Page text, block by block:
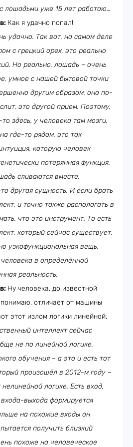
лошадьми уже 15 лет работаю…
Как я удачно попал!
удачно. Так вот, на самом деле
с грецкий орех, это реально
Но реально, лошадь – очень
умное с нашей бытовой точки
другим образом, она по-
это другой прием. Поэтому,
здесь, у человека там мозги,
где-то рядом, это так
которую человек
потерянная функция.
сливаются вместе,
другая сущность. И если брать
и точно также располагать в
что это инструмент. То есть
который сейчас существует,
узкофункциональная вещь,
в определённой
реальность.
Ну человека, до известной
отличает от машины
этот излом логики линейной.
интеллект сейчас
не по линейной логике,
обучения – а это и есть тот
произошёл в 2012-м году –
логике. Есть вход,
выхода формируется
на похожие входы он
получить близкий
похоже на человеческое